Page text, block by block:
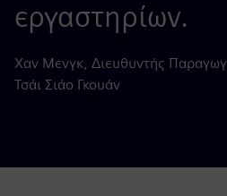
εργαστηρίων.
Χαν Μενγκ, Διευθυντής
Τσάι Σιάο Γκουάν